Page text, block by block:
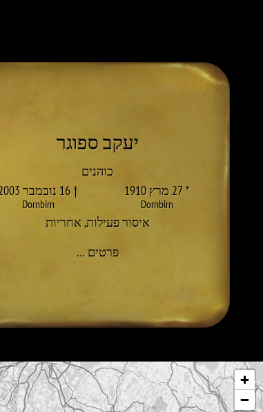
יעקב ספוגר
כוהנים
* 27 מרץ 1910
Dornbirn
† 16 נובמבר 2003
Dornbirn
איסור פעילות,אחריות
פרטים …
דלג על המפה